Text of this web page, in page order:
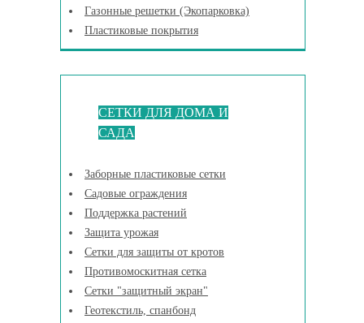
Газонные решетки (Экопарковка)
Пластиковые покрытия
СЕТКИ ДЛЯ ДОМА И
САДА
Заборные пластиковые сетки
Садовые ограждения
Поддержка растений
Защита урожая
Сетки для защиты от кротов
Противомоскитная сетка
Сетки "защитный экран"
Геотекстиль, спанбонд